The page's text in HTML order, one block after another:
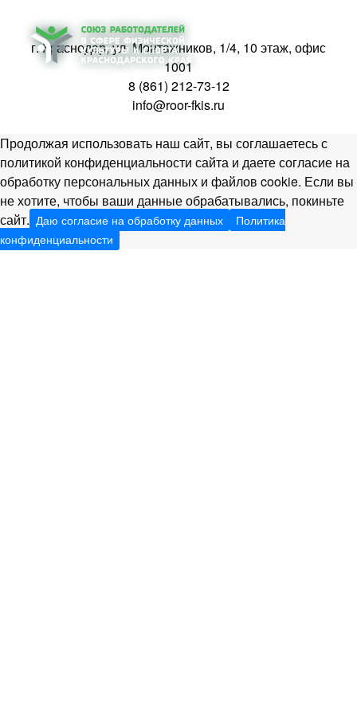
г. Краснодар, ул. Монтажников, 1/4, 10 этаж, офис
1001
8 (861) 212-73-12
info@roor-fkis.ru
Продолжая использовать наш сайт, вы соглашаетесь с
политикой конфиденциальности сайта и даете согласие на
обработку персональных данных и файлов cookie. Если вы
не хотите, чтобы ваши данные обрабатывались, покиньте
сайт. Даю согласие на обработку данных
Политика
конфиденциальности